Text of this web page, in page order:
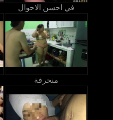
في احسن الاحوال
منحرفة